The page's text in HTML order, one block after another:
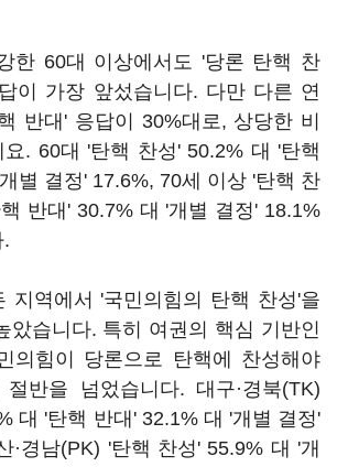
한 60대 이상에서도 '당론 탄핵 찬
이 가장 앞섰습니다. 다만 다른 연
반대' 응답이 30%대로, 상당한 비
요. 60대 '탄핵 찬성' 50.2% 대 '탄핵
별 결정' 17.6%, 70세 이상 '탄핵 찬
반대' 30.7% 대 '개별 결정' 18.1%
지역에서 '국민의힘의 탄핵 찬성'을
았습니다. 특히 여권의 핵심 기반인
의힘이 당론으로 탄핵에 찬성해야
반을 넘었습니다. 대구·경북(TK)
대 '탄핵 반대' 32.1% 대 '개별 결정'
·경남(PK) '탄핵 찬성' 55.9% 대 '개